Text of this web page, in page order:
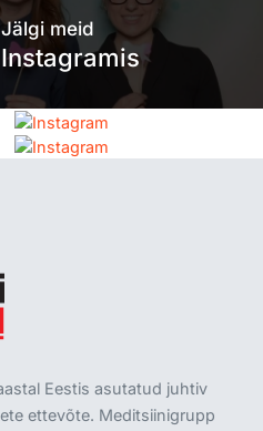
Jälgi meid
Instagramis
Eestis asutatud juhtiv
ettevõte. Meditsiinigrupp